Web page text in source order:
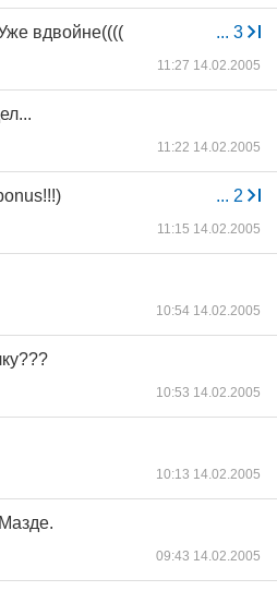
... 3
вдвойне((((
11:27 14.02.2005
11:22 14.02.2005
... 2
11:15 14.02.2005
10:54 14.02.2005
10:53 14.02.2005
10:13 14.02.2005
09:43 14.02.2005